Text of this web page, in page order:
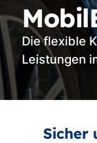
Die flexible
Leistungen
Sicher